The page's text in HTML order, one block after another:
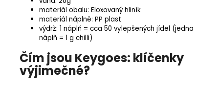
materiál obalu: Eloxovaný hliník
materiál náplně: PP plast
výdrž: 1 náplň = cca 50 vylepšených jídel (jedna
náplň = 1 g chilli)
Čím jsou Keygoes: klíčenky
výjimečné?